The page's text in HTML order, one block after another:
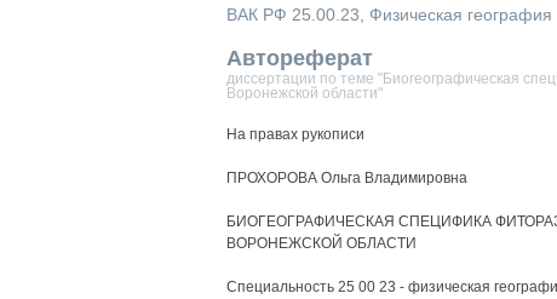
ВАК РФ 25.00.23, Физическая
Автореферат
диссертации по теме "Биогеографическая
Воронежской области"
На правах рукописи
ПРОХОРОВА Ольга Владимировна
БИОГЕОГРАФИЧЕСКАЯ СПЕЦИФИКА
ВОРОНЕЖСКОЙ ОБЛАСТИ
Специальность 25 00 23 - физическая